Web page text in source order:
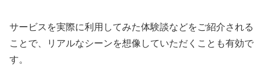
サービスを実際に利用してみた体験談などをご紹介される
ことで、リアルなシーンを想像していただくことも有効で
す。